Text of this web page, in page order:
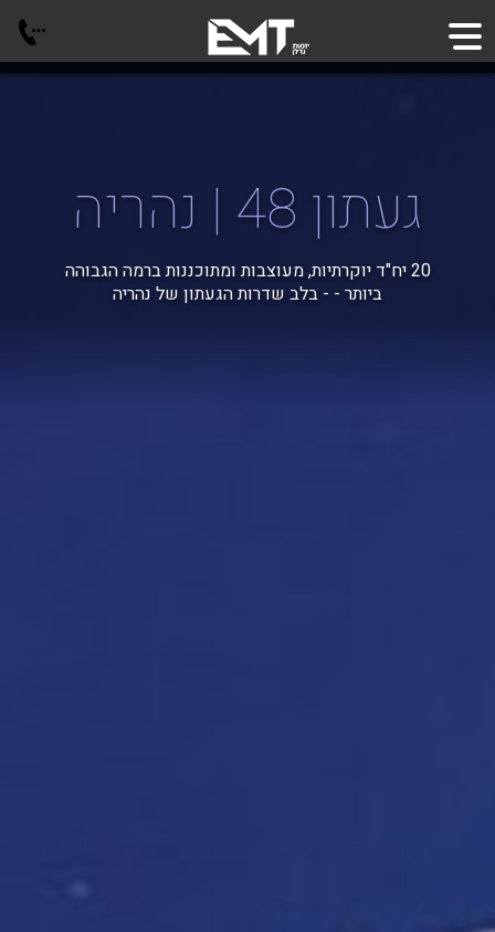
געתון 48 | נהריה
20 יח"ד יוקרתיות, מעוצבות ומתוכננות ברמה הגבוהה
ביותר - - בלב שדרות הגעתון של נהריה